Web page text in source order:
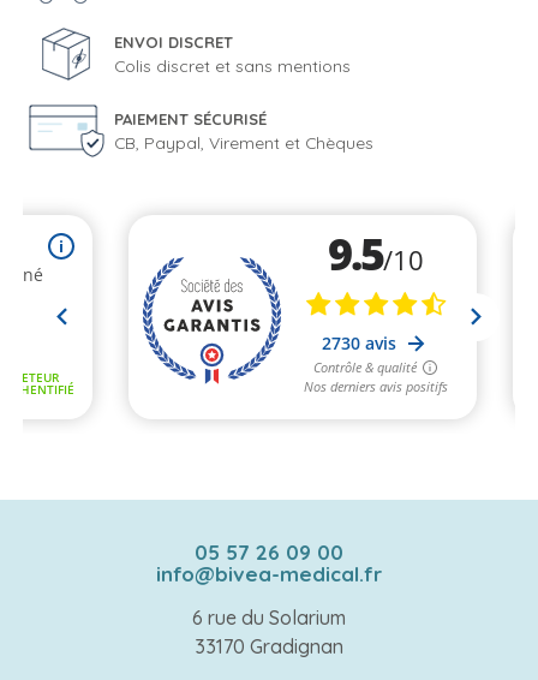
ENVOI DISCRET
Colis discret et sans mentions
PAIEMENT SÉCURISÉ
CB, Paypal, Virement et Chèques
05 57 26 09 00
info@bivea-medical.fr
6 rue du Solarium
33170 Gradignan